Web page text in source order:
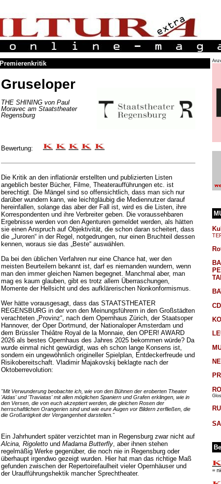
Premierenkritik
Gruseloper
THE SHINING von Paul
Moravec am Staatstheater
Regensburg
Bewertung:
Die Kritik an den inflationär erstellten und publizierten Listen
angeblich bester Bücher, Filme, Theateraufführungen etc. ist
berechtigt. Die Mängel sind so offensichtlich, dass man sich nur
darüber wundern kann, wie leichtgläubig die Mediennutzer darauf
hereinfallen, solange das aber der Fall ist, wird es die Listen, ihre
Korrespondenten und ihre Verbreiter geben. Die voraussehbaren
Ergebnisse werden von den Agenturen gemeldet werden, als hätten
sie einen Anspruch auf Objektivität, die schon daran scheitert, dass
die „Juroren“ in der Regel, notgedrungen, nur einen Bruchteil dessen
kennen, woraus sie das „Beste“ auswählen.
Da bei den üblichen Verfahren nur eine Chance hat, wer den
meisten Beurteilern bekannt ist, darf es niemanden wundern, wenn
man den immer gleichen Namen begegnet. Manchmal aber, man
mag es kaum glauben, gibt es trotz allem Überraschungen,
Momente der Hellsicht und des aufklärerischen Nonkonformismus.
Wer hätte vorausgesagt, dass das STAATSTHEATER
REGENSBURG in der von den Meinungsführern in den Großstädten
verachteten „Provinz“, nach dem Opernhaus Zürich, der Staatsoper
Hannover, der Oper Dortmund, der Nationaloper Amsterdam und
dem Brüssler Théâtre Royal de la Monnaie, den OPER! AWARD
2026 als bestes Opernhaus des Jahres 2025 bekommen würde? Da
wurde einmal nicht gewürdigt, was eh schon lange Konsens ist,
sondern ein ungewöhnlich origineller Spielplan, Entdeckerfreude und
Risikobereitschaft. Vladimir Majakovskij beklagte nach der
Oktoberrevolution:
"Mit Verwunderung beobachte ich, wie von den Bühnen der eroberten Theater
'Aidas' und 'Traviatas' mit allen möglichen Spaniern und Grafen erklingen, wie in
den Versen, die von euch akzeptiert werden, die gleichen Rosen der
herrschaftlichen Orangerien sind und wie eure Augen vor Bildern zerfließen, die
die Großartigkeit der Vergangenheit darstellen."
Ein Jahrhundert später verzichtet man in Regensburg zwar nicht auf
Alcina, Rigolettound Madama Butterfly, aber ihnen stehen
regelmäßig Werke gegenüber, die noch nie in Regensburg oder
überhaupt irgendwo gezeigt wurden. Hier hat man das richtige Maß
gefunden zwischen der Repertoirefaulheit vieler Opernhäuser und
der Uraufführungshektik mancher Sprechtheater.
=